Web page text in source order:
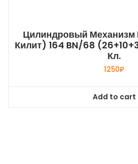
Цилиндровый Механизм
Килит) 164 BN/68
Кл.
1250₽
Add to cart